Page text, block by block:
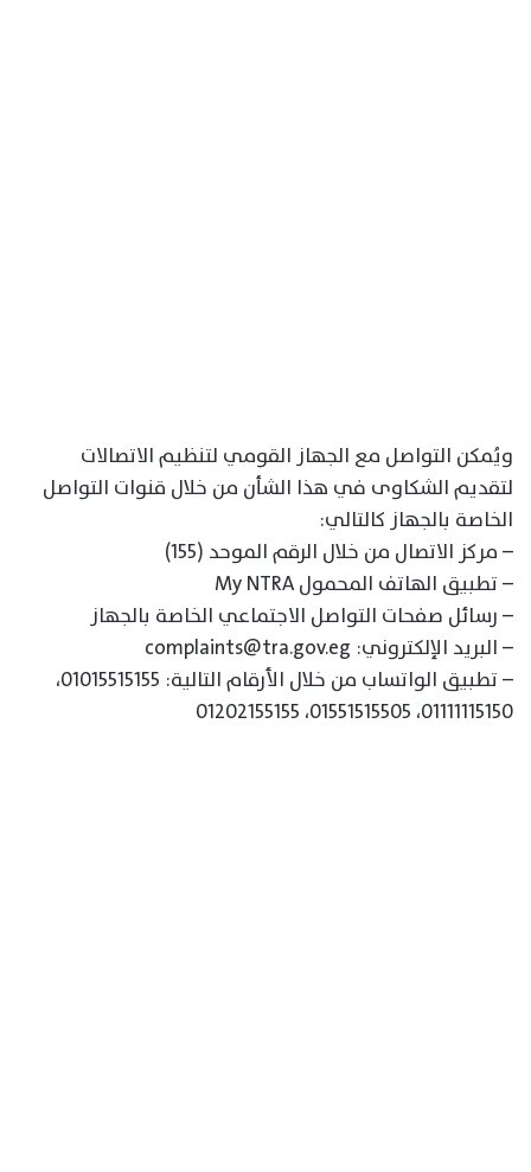
ويُمكن التواصل مع الجهاز القومي لتنظيم الاتصالات
لتقديم الشكاوى في هذا الشأن من خلال قنوات التواصل
الخاصة بالجهاز كالتالي:
– مركز الاتصال من خلال الرقم الموحد (155)
– تطبيق الهاتف المحمول My NTRA
– رسائل صفحات التواصل الاجتماعي الخاصة بالجهاز
– البريد الإلكتروني: complaints@tra.gov.eg
– تطبيق الواتساب من خلال الأرقام التالية: 01015515155،
01111115150، 01551515505، 01202155155